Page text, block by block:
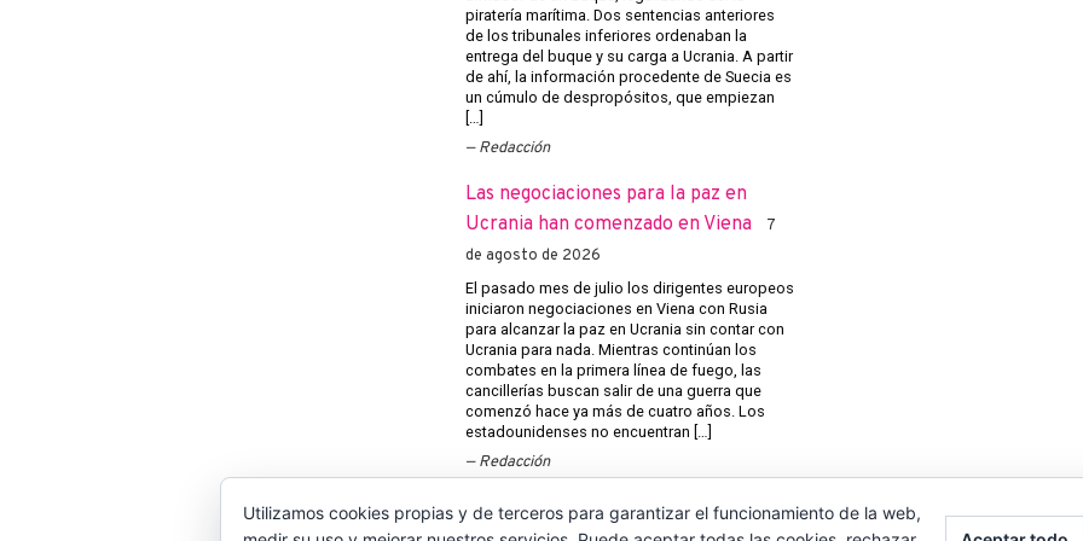
piratería marítima. Dos sentencias anteriores
de los tribunales inferiores ordenaban la
entrega del buque y su carga a Ucrania. A partir
de ahí, la información procedente de Suecia es
un cúmulo de despropósitos, que empiezan
[…]
Redacción
Las negociaciones para la paz en
Ucrania han comenzado en Viena
7
de agosto de 2026
El pasado mes de julio los dirigentes europeos
iniciaron negociaciones en Viena con Rusia
para alcanzar la paz en Ucrania sin contar con
Ucrania para nada. Mientras continúan los
combates en la primera línea de fuego, las
cancillerías buscan salir de una guerra que
comenzó hace ya más de cuatro años. Los
estadounidenses no encuentran […]
Redacción
Utilizamos cookies propias y de terceros para garantizar el funcionamiento de la web,